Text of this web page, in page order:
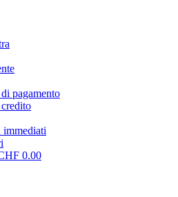
pagamento
0.00